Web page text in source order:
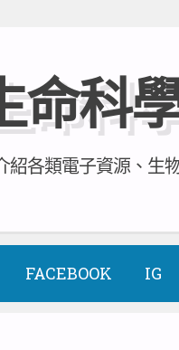
命科
紹各類電子資源、生
FACEBOOK IG